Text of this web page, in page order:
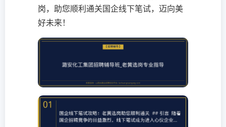
岗，助您顺利通关国企线下笔试，迈向美
好未来！